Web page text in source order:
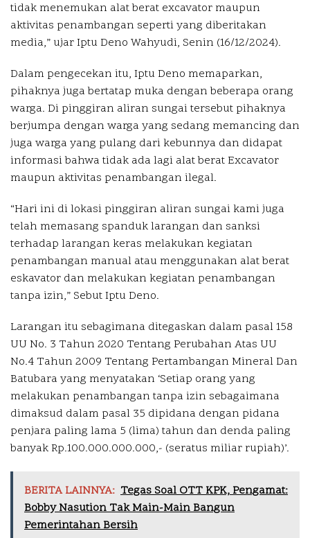
tidak menemukan alat berat excavator maupun
aktivitas penambangan seperti yang diberitakan
media,” ujar Iptu Deno Wahyudi, Senin (16/12/2024).
Dalam pengecekan itu, Iptu Deno memaparkan,
pihaknya juga bertatap muka dengan beberapa orang
warga. Di pinggiran aliran sungai tersebut pihaknya
berjumpa dengan warga yang sedang memancing dan
juga warga yang pulang dari kebunnya dan didapat
informasi bahwa tidak ada lagi alat berat Excavator
maupun aktivitas penambangan ilegal.
“Hari ini di lokasi pinggiran aliran sungai kami juga
telah memasang spanduk larangan dan sanksi
terhadap larangan keras melakukan kegiatan
penambangan manual atau menggunakan alat berat
eskavator dan melakukan kegiatan penambangan
tanpa izin,” Sebut Iptu Deno.
Larangan itu sebagimana ditegaskan dalam pasal 158
UU No. 3 Tahun 2020 Tentang Perubahan Atas UU
No.4 Tahun 2009 Tentang Pertambangan Mineral Dan
Batubara yang menyatakan ‘Setiap orang yang
melakukan penambangan tanpa izin sebagaimana
dimaksud dalam pasal 35 dipidana dengan pidana
penjara paling lama 5 (lima) tahun dan denda paling
banyak Rp.100.000.000.000,- (seratus miliar rupiah)’.
BERITA LAINNYA: Tegas Soal OTT KPK, Pengamat:
Bobby Nasution Tak Main-Main Bangun
Pemerintahan Bersih